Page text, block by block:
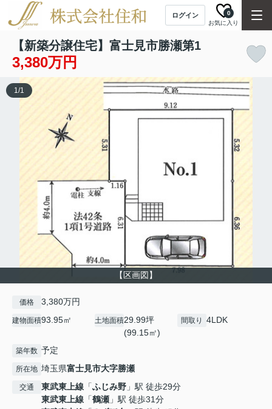
ログイン
お気に入り
0
【新築分譲住宅】富士見市勝瀬第1
3,380万円
【区画図】
1/1
価格 3,380万円
建物面積93.95㎡ 土地面積29.99坪
(99.15㎡)
間取り 4LDK
築年数 予定
所在地 埼玉県富士見市大字勝瀬
交通 東武東上線 「ふじみ野 」駅 徒歩29分
東武東上線 「鶴瀬 」駅 徒歩31分